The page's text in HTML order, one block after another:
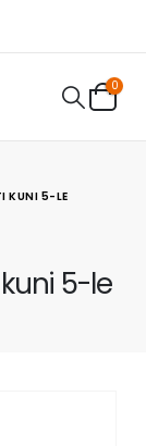
0
KUNI 5-LE
5-le